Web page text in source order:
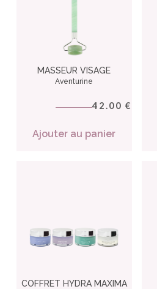
MASSEUR VISAGE
Aventurine
42.00 €
Ajouter au panier
COFFRET HYDRA MAXIMA